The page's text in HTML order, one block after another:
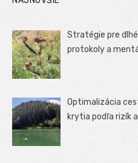
Stratégie pre
protokoly a
Optimalizácia
krytia podľa rizík